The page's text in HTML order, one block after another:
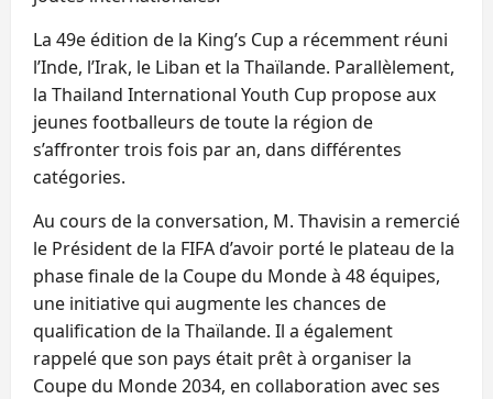
La 49e édition de la King’s Cup a récemment réuni
l’Inde, l’Irak, le Liban et la Thaïlande. Parallèlement,
la Thailand International Youth Cup propose aux
jeunes footballeurs de toute la région de
s’affronter trois fois par an, dans différentes
catégories.
Au cours de la conversation, M. Thavisin a remercié
le Président de la FIFA d’avoir porté le plateau de la
phase finale de la Coupe du Monde à 48 équipes,
une initiative qui augmente les chances de
qualification de la Thaïlande. Il a également
rappelé que son pays était prêt à organiser la
Coupe du Monde 2034, en collaboration avec ses